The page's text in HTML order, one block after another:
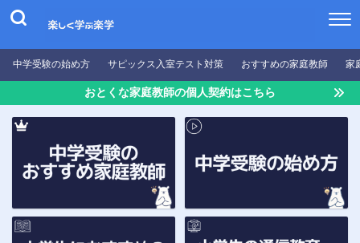
中学受験の始め方 サピックス入室テスト対策 おすすめの家庭教師 家
おとくな家庭教師の個人契約はこちら